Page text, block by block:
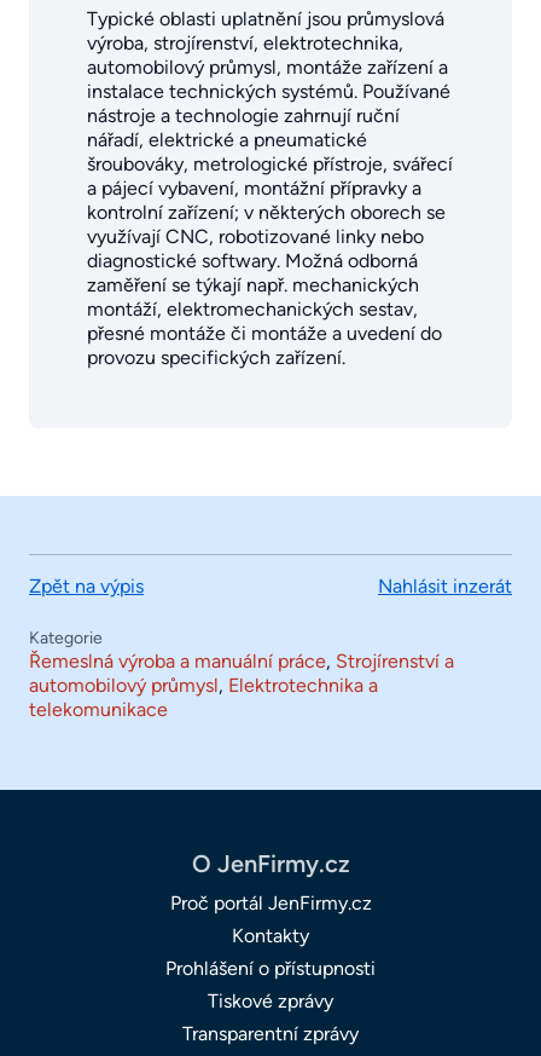
Typické oblasti uplatnění jsou průmyslová
výroba, strojírenství, elektrotechnika,
automobilový průmysl, montáže zařízení a
instalace technických systémů. Používané
nástroje a technologie zahrnují ruční
nářadí, elektrické a pneumatické
šroubováky, metrologické přístroje, svářecí
a pájecí vybavení, montážní přípravky a
kontrolní zařízení; v některých oborech se
využívají CNC, robotizované linky nebo
diagnostické softwary. Možná odborná
zaměření se týkají např. mechanických
montáží, elektromechanických sestav,
přesné montáže či montáže a uvedení do
provozu specifických zařízení.
Zpět na výpis Nahlásit inzerát
Kategorie
Řemeslná výroba a manuální práce, Strojírenství a
automobilový průmysl, Elektrotechnika a
telekomunikace
O JenFirmy.cz
Proč portál JenFirmy.cz
Kontakty
Prohlášení o přístupnosti
Tiskové zprávy
Transparentní zprávy